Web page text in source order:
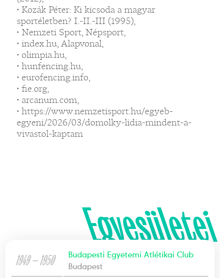
• Kozák Péter: Ki kicsoda a magyar
sportéletben? I.-II.-III (1995),
• Nemzeti Sport, Népsport,
• index.hu, Alapvonal,
• olimpia.hu,
• hunfencing.hu,
• eurofencing.info,
• fie.org,
• arcanum.com,
• https://www.nemzetisport.hu/egyeb-
egyeni/2026/03/domolky-lidia-mindent-a-
vivastol-kaptam
Egyesületei
1949 — 1950
Budapesti Egyetemi Atlétikai Club
Budapest